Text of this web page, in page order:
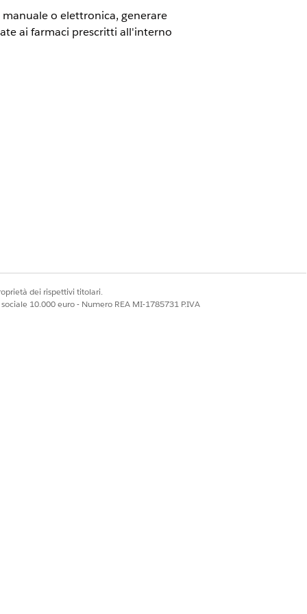
o elettronica, generare
ai farmaci prescritti all'interno
per ottenere i dettagli delle
prestazioni.
di terze parti che
del paziente. La risposta
riepilogo delle prestazioni. È
di una richiesta manuale
dei rispettivi titolari.
10.000 euro - Numero REA MI-1785731 P.IVA